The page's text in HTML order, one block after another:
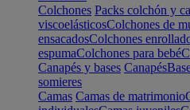
Colchones Packs colchón y
viscoelásticosColchones de
ensacadosColchones
espumaColchones para bebé
Canapés y bases Canapés
somieres
Camas Camas de matrimonio